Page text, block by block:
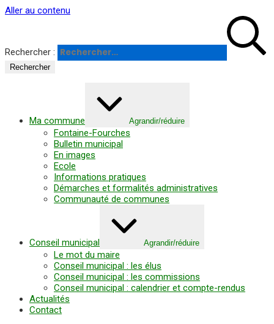
Panneau de gestion des cookies
Aller au contenu
Rechercher :
Ma commune Agrandir/réduire
Fontaine-Fourches
Bulletin municipal
En images
Ecole
Informations pratiques
Démarches et formalités administratives
Communauté de communes
Conseil municipal Agrandir/réduire
Le mot du maire
Conseil municipal : les élus
Conseil municipal : les commissions
Conseil municipal : calendrier et compte-rendus
Actualités
Contact